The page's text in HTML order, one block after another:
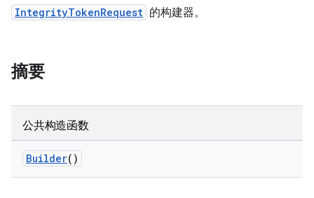
IntegrityTokenRequest 的构建器。
摘要
公共构造函数
Builder()